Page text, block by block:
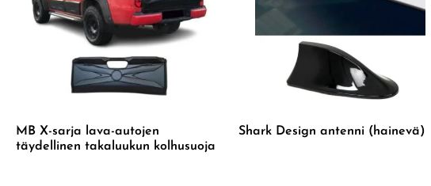
MB X-sarja lava-autojen
täydellinen takaluukun kolhusuoja
Shark Design antenni (hainevä)